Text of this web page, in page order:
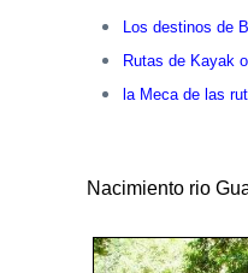
Los destinos de
Rutas de Kayak
la Meca de las
Nacimiento rio